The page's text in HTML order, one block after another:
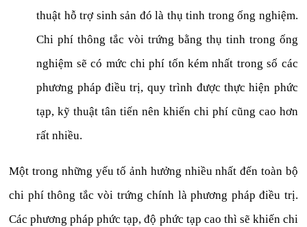
thuật hỗ trợ sinh sản đó là thụ tinh trong ống nghiệm.
Chi phí thông tắc vòi trứng bằng thụ tinh trong ống
nghiệm sẽ có mức chi phí tốn kém nhất trong số các
phương pháp điều trị, quy trình được thực hiện phức
tạp, kỹ thuật tân tiến nên khiến chi phí cũng cao hơn
rất nhiều.
Một trong những yếu tố ảnh hưởng nhiều nhất đến toàn bộ
chi phí thông tắc vòi trứng chính là phương pháp điều trị.
Các phương pháp phức tạp, độ phức tạp cao thì sẽ khiến chi